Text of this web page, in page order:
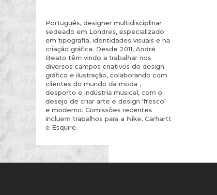
Português, designer multidisciplinar
sedeado em Londres, especializado
em tipografia, identidades visuais e na
criação gráfica. Desde 2011, André
Beato têm vindo a trabalhar nos
diversos campos criativos do design
gráfico e ilustração, colaborando com
clientes do mundo da moda ,
desporto e indústria musical, com o
desejo de criar arte e design ‘fresco’
e moderno. Comissões recentes
incluem trabalhos para a Nike, Carhartt
e Esquire.